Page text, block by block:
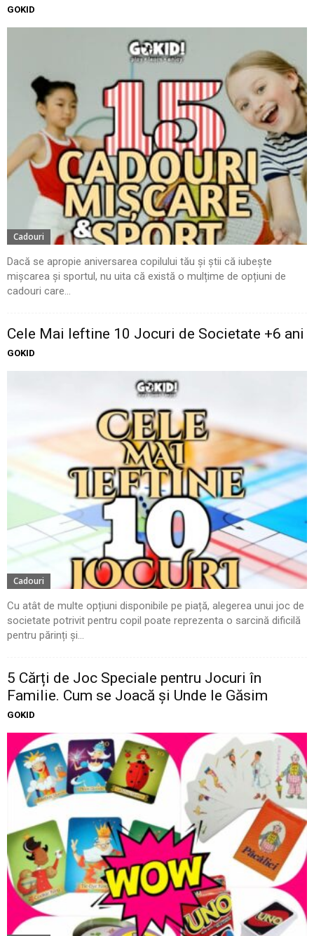
GOKID
Cadouri
Dacă se apropie aniversarea copilului tău și știi că iubește
mișcarea și sportul, nu uita că există o mulțime de opțiuni de
cadouri care...
Cele Mai Ieftine 10 Jocuri de Societate +6 ani
GOKID
Cadouri
Cu atât de multe opțiuni disponibile pe piață, alegerea unui joc de
societate potrivit pentru copil poate reprezenta o sarcină dificilă
pentru părinți și...
5 Cărți de Joc Speciale pentru Jocuri în
Familie. Cum se Joacă și Unde le Găsim
GOKID